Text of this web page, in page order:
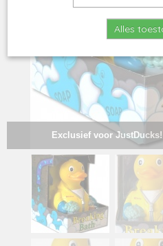
Exclusief voor
Alles